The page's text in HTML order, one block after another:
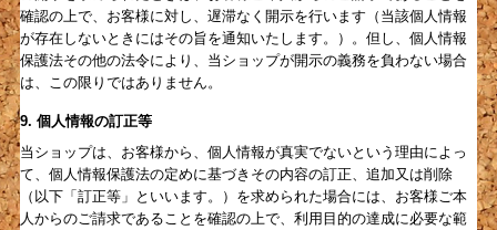
確認の上で、お客様に対し、遅滞なく開示を行います（当該個人情報
が存在しないときにはその旨を通知いたします。）。但し、個人情報
保護法その他の法令により、当ショップが開示の義務を負わない場合
は、この限りではありません。
9. 個人情報の訂正等
当ショップは、お客様から、個人情報が真実でないという理由によっ
て、個人情報保護法の定めに基づきその内容の訂正、追加又は削除
（以下「訂正等」といいます。）を求められた場合には、お客様ご本
人からのご請求であることを確認の上で、利用目的の達成に必要な範